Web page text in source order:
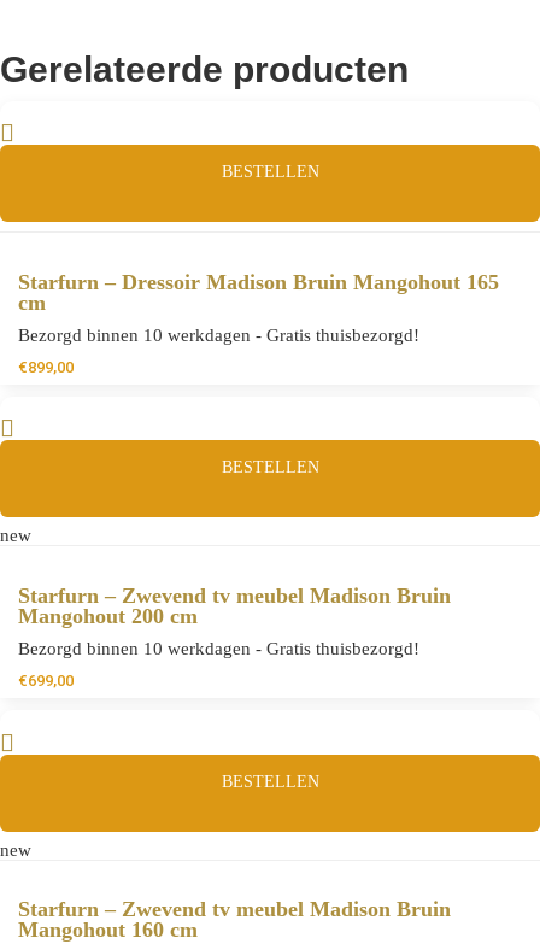
Gerelateerde producten
BESTELLEN
Starfurn – Dressoir Madison Bruin Mangohout 165
cm
Bezorgd binnen 10 werkdagen - Gratis thuisbezorgd!
€899,00
BESTELLEN
new
Starfurn – Zwevend tv meubel Madison Bruin
Mangohout 200 cm
Bezorgd binnen 10 werkdagen - Gratis thuisbezorgd!
€699,00
BESTELLEN
new
Starfurn – Zwevend tv meubel Madison Bruin
Mangohout 160 cm